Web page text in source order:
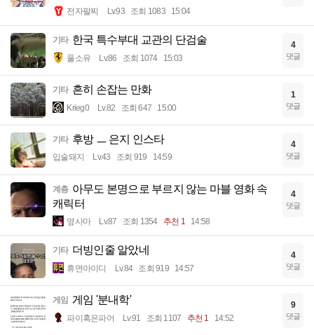
전자팔찌 Lv.93 조회 1083 15:04
기타 한국 특수부대 교관의 단검술
풀소유 Lv.86 조회 1074 15:03
4
댓글
기타 흔히 손잡는 만화
Krieg0 Lv.82 조회 647 15:00
1
댓글
기타 후방 ㅡ 은지 인스타
입술돼지 Lv.43 조회 919 14:59
4
댓글
계층 아무도 본명으로 부르지 않는 마블 영화 속
캐릭터
옆사마 Lv.87 조회 1354 추천 1 14:58
4
댓글
기타 더빙인줄 알았네
휴면아이디 Lv.84 조회 919 14:57
4
댓글
게임 게임 '분내학'
파이혹은파어 Lv.91 조회 1107 추천 1 14:52
9
댓글